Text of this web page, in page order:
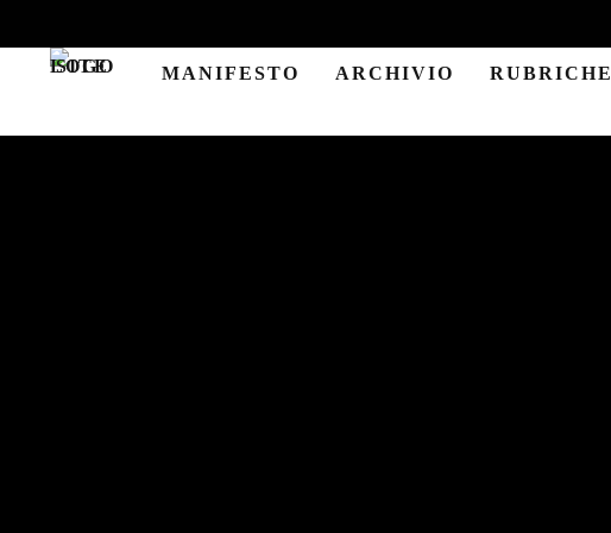
MANIFESTO ARCHIVIO RUBRICHE